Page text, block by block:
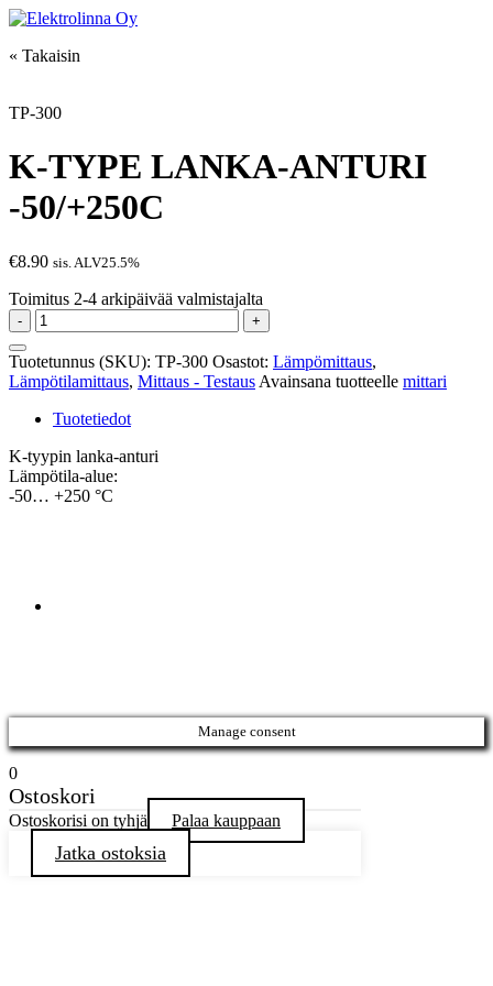
Skip
content
Elektrolinna Oy
Verkkokauppa
« Takaisin
TP-300
K-TYPE LANKA-ANTURI
-50/+250C
€8.90 sis. ALV25.5%
Toimitus 2-4 arkipäivää valmistajalta
-
K-
TYPE
LANKA-
ANTURI
-50/+250C
määrä
+
Tuotetunnus (SKU): TP-300 Osastot: Lämpömittaus,
Lämpötilamittaus, Mittaus - Testaus Avainsana tuotteelle mittari
Tuotetiedot
K-tyypin lanka-anturi
Lämpötila-alue:
-50… +250 °C
Manage consent
0
Ostoskori
Ostoskorisi on tyhjä Palaa kauppaan
Jatka ostoksia